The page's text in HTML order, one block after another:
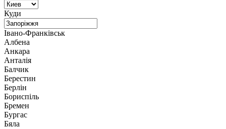
Куди
Івано-Франківськ
Албена
Анкара
Анталія
Балчик
Берестин
Берлін
Бориспіль
Бремен
Бургас
Бяла